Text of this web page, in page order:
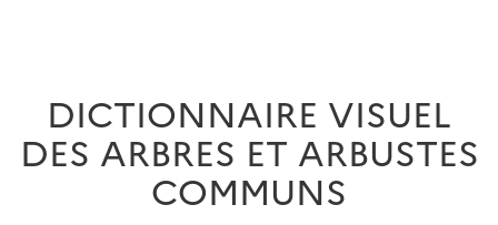
DICTIONNAIRE VISUEL
DES ARBRES ET ARBUSTES
COMMUNS